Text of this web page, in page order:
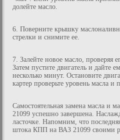
долейте масло.
6. Поверните крышку
стрелки и снимите ее.
7. Залейте новое масло, проверяя
Затем пустите двигатель и дайте
несколько минут. Остановите
картер проверьте уровень масла и
Самостоятельная замена масла и
21099 успешно завершена.
ласточке. Напомним, что
штока КПП на ВАЗ 21099 своими